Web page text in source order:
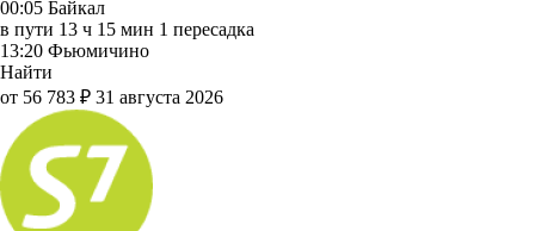
00:05 Байкал
в пути 13 ч 15 мин 1 пересадка
13:20 Фьюмичино
Найти
от 56 783 ₽ 31 августа 2026